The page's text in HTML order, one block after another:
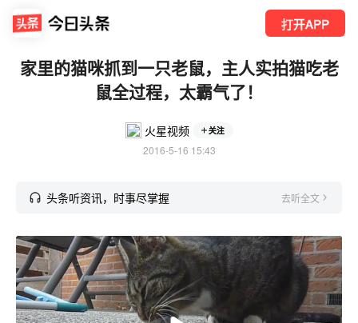
打开APP
家里的猫咪抓到一只老鼠，主人实拍猫吃老
鼠全过程，太霸气了！
火星视频 关注
2016-5-16 15:43
头条听资讯，时事尽掌握 去听全文